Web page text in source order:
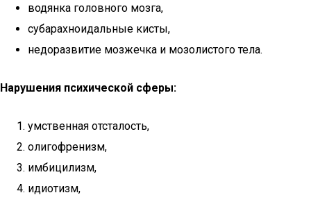
водянка головного мозга,
субарахноидальные кисты,
недоразвитие мозжечка и мозолистого тела.
Нарушения психической сферы:
умственная отсталость,
олигофренизм,
имбицилизм,
идиотизм,